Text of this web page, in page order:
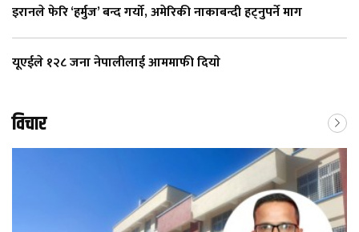
इरानले फेरि ‘हर्मुज’ बन्द गर्यो, अमेरिकी नाकाबन्दी हट्नुपर्ने माग
यूएईले १२८ जना नेपालीलाई आममाफी दियाे
विचार